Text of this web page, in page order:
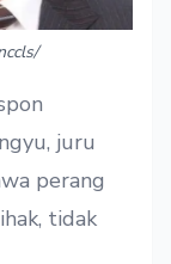
juru
perang
tidak